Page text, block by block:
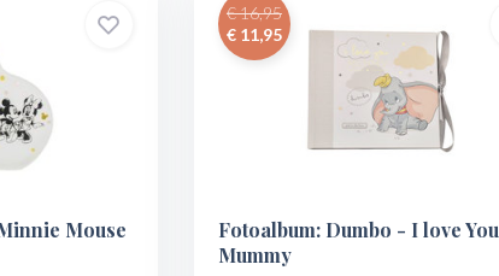
Mouse
€ 16,95
€ 11,95
Fotoalbum: Dumbo - I love You
Mummy